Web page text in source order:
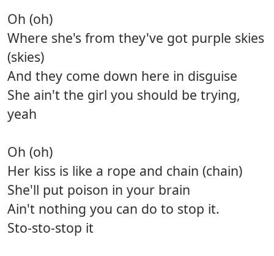
Oh (oh)
Where she's from they've got purple skies
(skies)
And they come down here in disguise
She ain't the girl you should be trying,
yeah
Oh (oh)
Her kiss is like a rope and chain (chain)
She'll put poison in your brain
Ain't nothing you can do to stop it.
Sto-sto-stop it